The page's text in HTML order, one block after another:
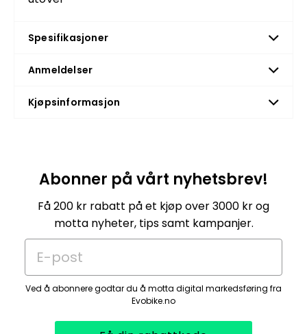
Spesifikasjoner
Anmeldelser
Kjøpsinformasjon
Abonner på vårt nyhetsbrev!
Få 200 kr rabatt på et kjøp over 3000 kr og
motta nyheter, tips samt kampanjer.
E-post
Ved å abonnere godtar du å motta digital markedsføring fra
Evobike.no